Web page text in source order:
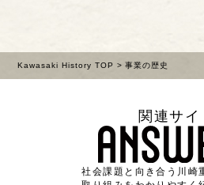
Kawasaki History TOP > 事業の歴史
関連サイ
社会課題と向き合う川崎